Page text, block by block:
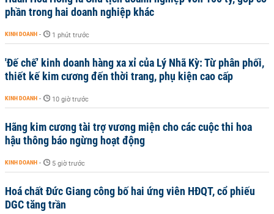
phần trong hai doanh nghiệp khác
KINH DOANH - 1 phút trước
'Đế chế’ kinh doanh hàng xa xỉ của Lý Nhã Kỳ: Từ phân phối,
thiết kế kim cương đến thời trang, phụ kiện cao cấp
KINH DOANH - 10 giờ trước
Hãng kim cương tài trợ vương miện cho các cuộc thi hoa
hậu thông báo ngừng hoạt động
KINH DOANH - 5 giờ trước
Hoá chất Đức Giang công bố hai ứng viên HĐQT, cổ phiếu
DGC tăng trần